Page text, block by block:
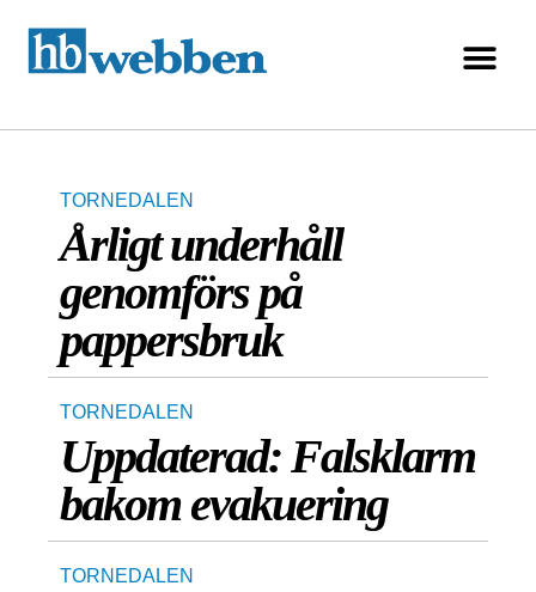
TORNEDALEN
Årligt underhåll
genomförs på
pappersbruk
TORNEDALEN
Uppdaterad: Falsklarm
bakom evakuering
TORNEDALEN